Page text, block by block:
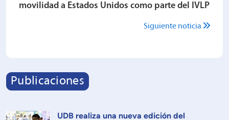
movilidad a Estados Unidos como parte del IVLP
Siguiente noticia
Publicaciones
UDB realiza una nueva edición del